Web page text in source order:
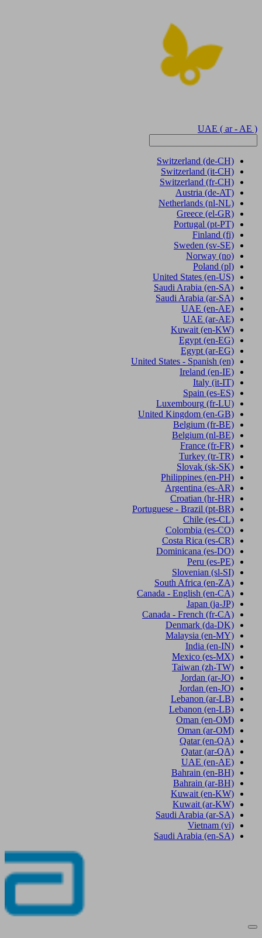
UAE ( ar - AE )
Switzerland (de-CH)
Switzerland (it-CH)
Switzerland (fr-CH)
Austria (de-AT)
Netherlands (nl-NL)
Greece (el-GR)
Portugal (pt-PT)
Finland (fi)
Sweden (sv-SE)
Norway (no)
Poland (pl)
United States (en-US)
Saudi Arabia (en-SA)
Saudi Arabia (ar-SA)
UAE (en-AE)
UAE (ar-AE)
Kuwait (en-KW)
Egypt (en-EG)
Egypt (ar-EG)
United States - Spanish (en)
Ireland (en-IE)
Italy (it-IT)
Spain (es-ES)
Luxembourg (fr-LU)
United Kingdom (en-GB)
Belgium (fr-BE)
Belgium (nl-BE)
France (fr-FR)
Turkey (tr-TR)
Slovak (sk-SK)
Philippines (en-PH)
Argentina (es-AR)
Croatian (hr-HR)
Portuguese - Brazil (pt-BR)
Chile (es-CL)
Colombia (es-CO)
Costa Rica (es-CR)
Dominicana (es-DO)
Peru (es-PE)
Slovenian (sl-SI)
South Africa (en-ZA)
Canada - English (en-CA)
Japan (ja-JP)
Canada - French (fr-CA)
Denmark (da-DK)
Malaysia (en-MY)
India (en-IN)
Mexico (es-MX)
Taiwan (zh-TW)
Jordan (ar-JO)
Jordan (en-JO)
Lebanon (ar-LB)
Lebanon (en-LB)
Oman (en-OM)
Oman (ar-OM)
Qatar (en-QA)
Qatar (ar-QA)
UAE (en-AE)
Bahrain (en-BH)
Bahrain (ar-BH)
Kuwait (en-KW)
Kuwait (ar-KW)
Saudi Arabia (ar-SA)
Vietnam (vi)
Saudi Arabia (en-SA)